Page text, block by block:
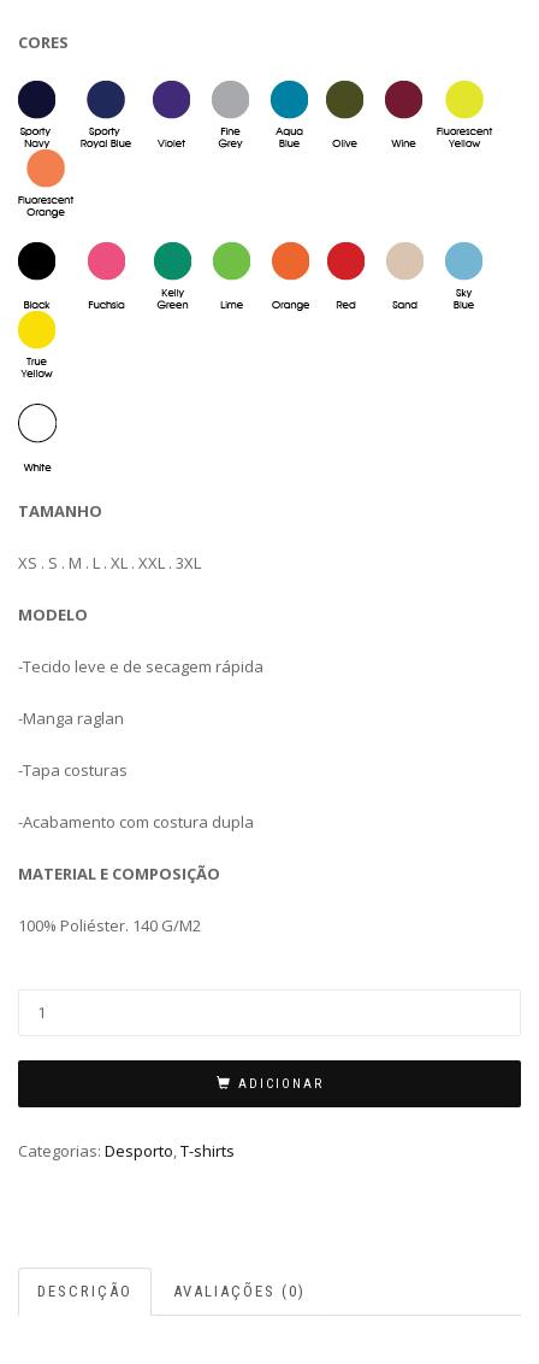
CORES
TAMANHO
XS . S . M . L . XL . XXL . 3XL
MODELO
-Tecido leve e de secagem rápida
-Manga raglan
-Tapa costuras
-Acabamento com costura dupla
MATERIAL E COMPOSIÇÃO
100% Poliéster. 140 G/M2
ADICIONAR
Categorias: Desporto,T-shirts
DESCRIÇÃO AVALIAÇÕES (0)